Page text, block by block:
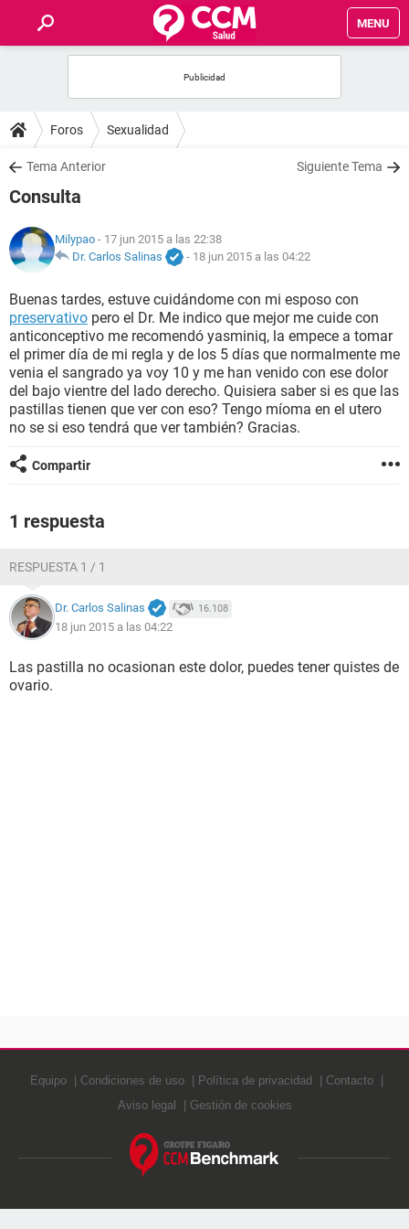
MENU
FOROS
SALUD
NUTRICIÓN
BIENESTAR
SEXUALIDAD
GLOSARIO
Foros Sexualidad
Tema Anterior Siguiente Tema
Consulta
Milypao - 17 jun 2015 a las 22:38
Dr. Carlos Salinas
- 18 jun 2015 a las 04:22
Buenas tardes, estuve cuidándome con mi esposo con
preservativo pero el Dr. Me indico que mejor me cuide con
anticonceptivo me recomendó yasminiq, la empece a tomar
el primer día de mi regla y de los 5 días que normalmente me
venia el sangrado ya voy 10 y me han venido con ese dolor
del bajo vientre del lado derecho. Quisiera saber si es que las
pastillas tienen que ver con eso? Tengo míoma en el utero
no se si eso tendrá que ver también? Gracias.
Compartir
1 respuesta
RESPUESTA 1 / 1
Dr. Carlos Salinas 16.108
18 jun 2015 a las 04:22
Las pastilla no ocasionan este dolor, puedes tener quistes de
ovario.
Equipo Condiciones de uso Política de privacidad
Contacto
Aviso legal
Gestión de cookies